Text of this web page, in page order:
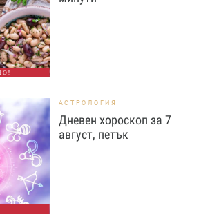
АСТРОЛОГИЯ
Дневен хороскоп за 7
август, петък